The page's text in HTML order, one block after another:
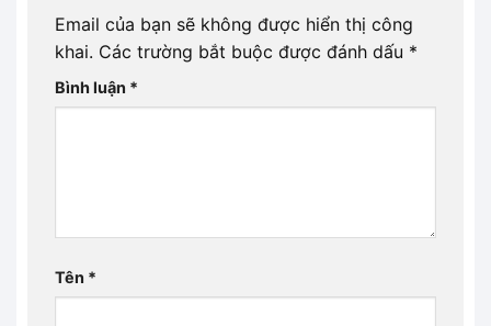
Email của bạn sẽ không được hiển thị công
khai. Các trường bắt buộc được đánh dấu *
Bình luận *
Tên *